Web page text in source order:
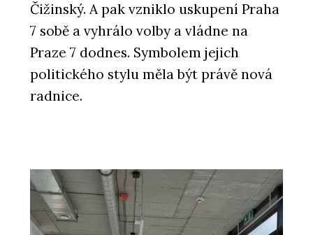
Čižinský. A pak vzniklo uskupení Praha
7 sobě a vyhrálo volby a vládne na
Praze 7 dodnes. Symbolem jejich
politického stylu měla být právě nová
radnice.